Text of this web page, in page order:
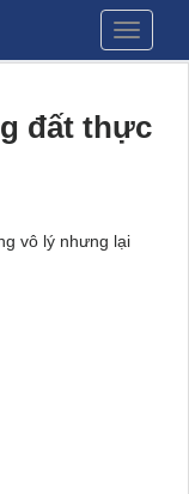
Menu
đất thực
vô lý nhưng lại